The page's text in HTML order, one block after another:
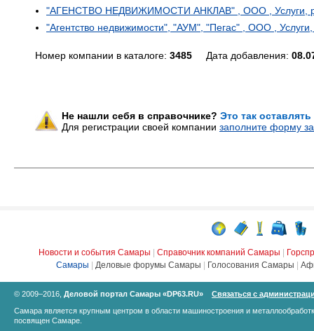
"АГЕНСТВО НЕДВИЖИМОСТИ АНКЛАВ" , ООО , Услуги,
"Агентство недвижимости", "АУМ", "Пегас" , ООО ,
Номер компании в каталоге: 3485 Дата добавления:
Не нашли себя в справочнике? Это так
Для регистрации своей компании заполните форму
Новости и события Самары Справочник компаний Самары
Самары
Деловые форумы Самары Голосования Самары
© 2009–2016, Деловой портал Самары «DP63.RU»
Связаться с
Самара является крупным центром в области машиностроения и
посвящен Самаре.